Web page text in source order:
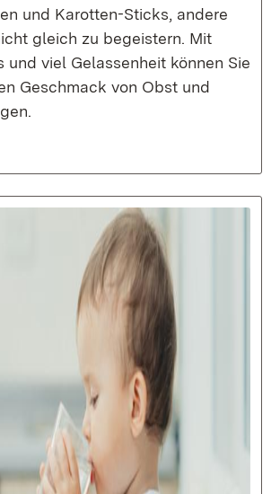
und Karotten-Sticks, andere
gleich zu begeistern. Mit
und viel Gelassenheit können Sie
Geschmack von Obst und